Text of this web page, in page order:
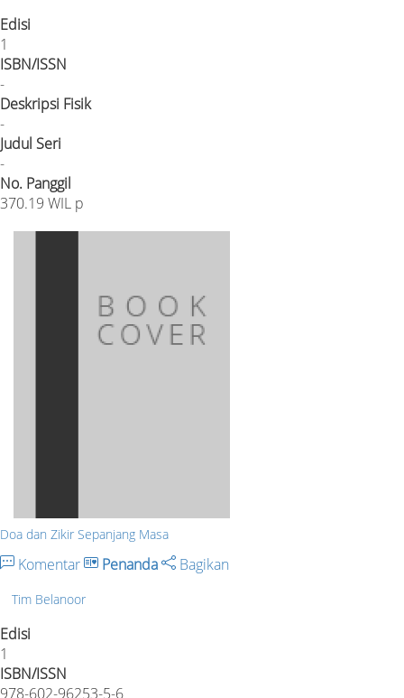
Edisi
1
ISBN/ISSN
-
Deskripsi Fisik
-
Judul Seri
-
No. Panggil
370.19 WIL p
Doa dan Zikir Sepanjang Masa
Komentar Penanda Bagikan
Tim Belanoor
Edisi
1
ISBN/ISSN
978-602-96253-5-6